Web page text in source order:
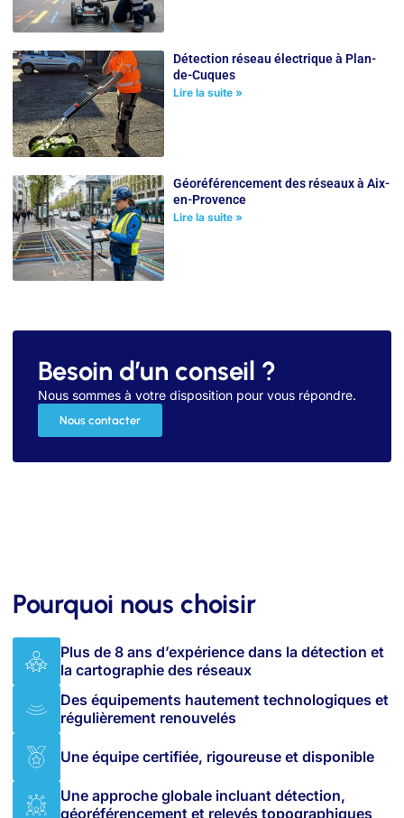
Détection réseau électrique à Plan-
de-Cuques
Lire la suite »
Géoréférencement des réseaux à Aix-
en-Provence
Lire la suite »
Besoin d’un conseil ?
Nous sommes à votre disposition pour vous répondre.
Nous contacter
Pourquoi nous choisir
Plus de 8 ans d’expérience dans la détection et
la cartographie des réseaux
Des équipements hautement technologiques et
régulièrement renouvelés
Une équipe certifiée, rigoureuse et disponible
Une approche globale incluant détection,
géoréférencement et relevés topographiques